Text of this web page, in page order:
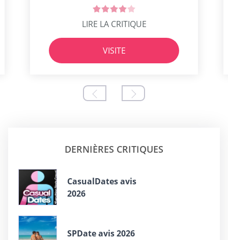
LIRE LA CRITIQUE
VISITE
DERNIÈRES CRITIQUES
СasualDates avis
2026
SPDate avis 2026